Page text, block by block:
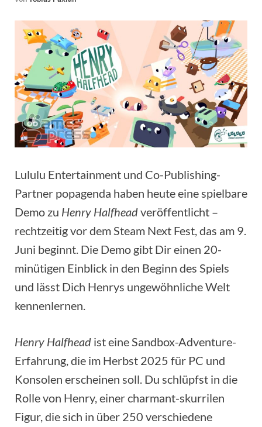
Lululu Entertainment und Co-Publishing-
Partner popagenda haben heute eine spielbare
Demo zu Henry Halfheadveröffentlicht –
rechtzeitig vor dem Steam Next Fest, das am 9.
Juni beginnt. Die Demo gibt Dir einen 20-
minütigen Einblick in den Beginn des Spiels
und lässt Dich Henrys ungewöhnliche Welt
kennenlernen.
Henry Halfhead ist eine Sandbox-Adventure-
Erfahrung, die im Herbst 2025 für PC und
Konsolen erscheinen soll. Du schlüpfst in die
Rolle von Henry, einer charmant-skurrilen
Figur, die sich in über 250 verschiedene